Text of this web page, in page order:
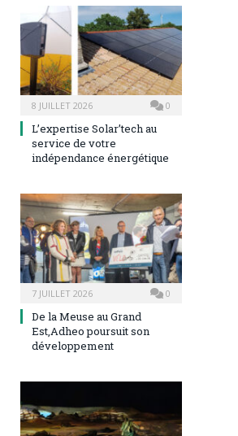
8 JUILLET 2026 0
L’expertise Solar’tech au
service de votre
indépendance énergétique
7 JUILLET 2026 0
De la Meuse au Grand
Est,Adheo poursuit son
développement